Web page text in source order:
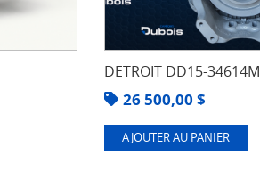
DETROIT DD15-34614M
26 500,00 $
AJOUTER AU PANIER